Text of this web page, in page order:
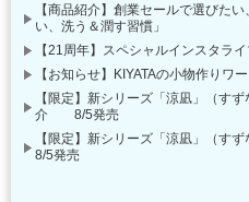
【商品紹介】創業セールで選びた
い、洗う＆潤す習慣」
【21周年】スペシャルインスタラ
【お知らせ】KIYATAの小物作りワ
【限定】新シリーズ「涼凪」（す
介 8/5発売
【限定】新シリーズ「涼凪」（
8/5発売